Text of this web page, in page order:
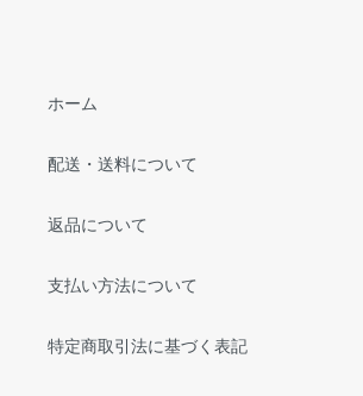
ホーム
配送・送料について
返品について
支払い方法について
特定商取引法に基づく表記